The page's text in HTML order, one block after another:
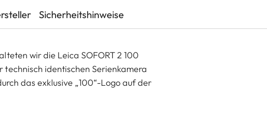
Sicherheitshinweise
wir die Leica SOFORT 2 100
technisch identischen Serienkamera
das exklusive „100“-Logo auf der